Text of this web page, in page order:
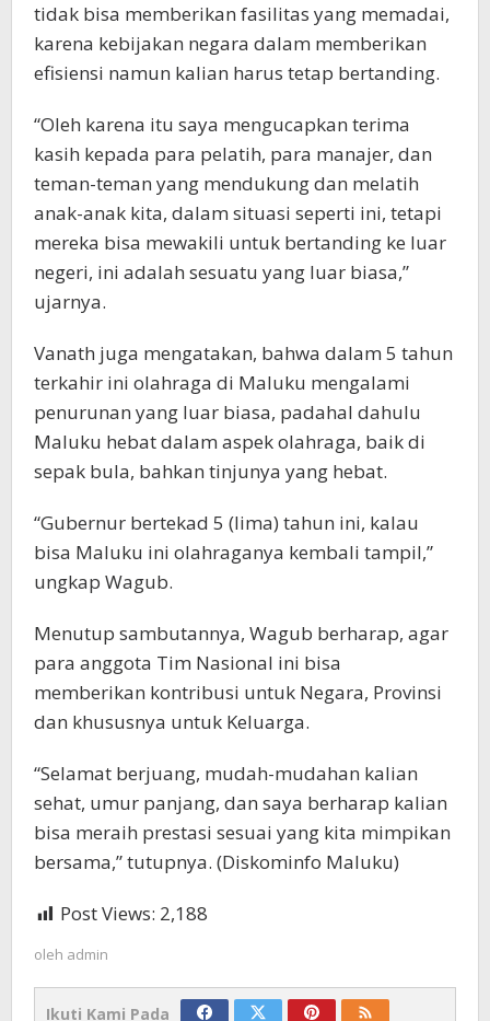
tidak bisa memberikan fasilitas yang memadai,
karena kebijakan negara dalam memberikan
efisiensi namun kalian harus tetap bertanding.
“Oleh karena itu saya mengucapkan terima
kasih kepada para pelatih, para manajer, dan
teman-teman yang mendukung dan melatih
anak-anak kita, dalam situasi seperti ini, tetapi
mereka bisa mewakili untuk bertanding ke luar
negeri, ini adalah sesuatu yang luar biasa,”
ujarnya.
Vanath juga mengatakan, bahwa dalam 5 tahun
terkahir ini olahraga di Maluku mengalami
penurunan yang luar biasa, padahal dahulu
Maluku hebat dalam aspek olahraga, baik di
sepak bula, bahkan tinjunya yang hebat.
“Gubernur bertekad 5 (lima) tahun ini, kalau
bisa Maluku ini olahraganya kembali tampil,”
ungkap Wagub.
Menutup sambutannya, Wagub berharap, agar
para anggota Tim Nasional ini bisa
memberikan kontribusi untuk Negara, Provinsi
dan khususnya untuk Keluarga.
“Selamat berjuang, mudah-mudahan kalian
sehat, umur panjang, dan saya berharap kalian
bisa meraih prestasi sesuai yang kita mimpikan
bersama,” tutupnya. (Diskominfo Maluku)
Post Views: 2,188
oleh admin
Ikuti Kami Pada